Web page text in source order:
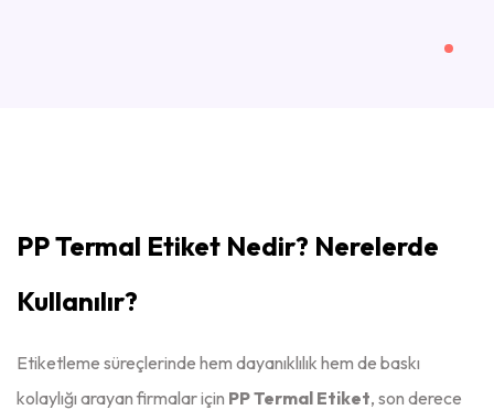
PP Termal Etiket Nedir? Nerelerde
Kullanılır?
Etiketleme süreçlerinde hem dayanıklılık hem de baskı
kolaylığı arayan firmalar için PP Termal Etiket, son derece